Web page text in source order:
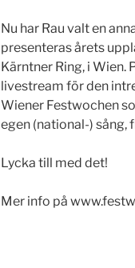
Nu har Rau valt en
presenteras årets
Kärntner Ring, i
livestream för den
Wiener Festwochen
egen (national-)
Lycka till med det!
Mer info på